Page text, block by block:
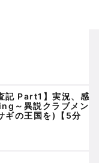
記 Part1】実況、感
～異説クラブメン
ギの王国を)【5分